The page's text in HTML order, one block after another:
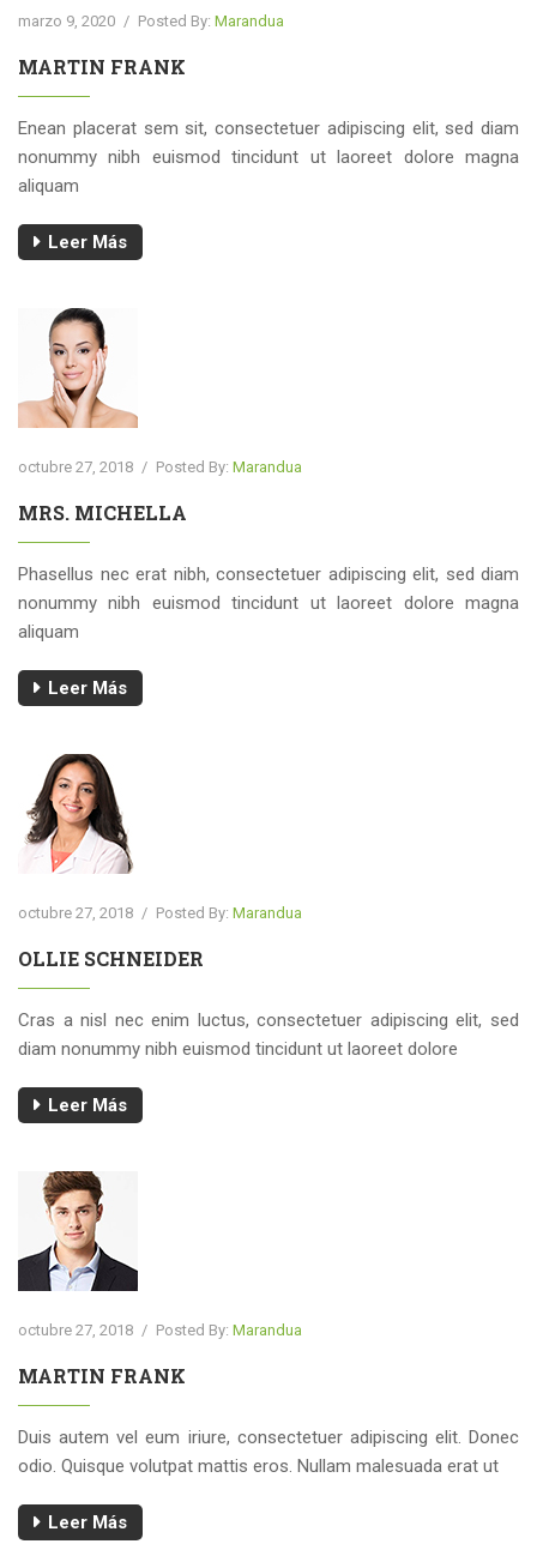
marzo 9, 2020 / Posted By: Marandua
MARTIN FRANK
Enean placerat sem sit, consectetuer adipiscing elit, sed diam
nonummy nibh euismod tincidunt ut laoreet dolore magna
aliquam
Leer Más
octubre 27, 2018 / Posted By: Marandua
MRS. MICHELLA
Phasellus nec erat nibh, consectetuer adipiscing elit, sed diam
nonummy nibh euismod tincidunt ut laoreet dolore magna
aliquam
Leer Más
octubre 27, 2018 / Posted By: Marandua
OLLIE SCHNEIDER
Cras a nisl nec enim luctus, consectetuer adipiscing elit, sed
diam nonummy nibh euismod tincidunt ut laoreet dolore
Leer Más
octubre 27, 2018 / Posted By: Marandua
MARTIN FRANK
Duis autem vel eum iriure, consectetuer adipiscing elit. Donec
odio. Quisque volutpat mattis eros. Nullam malesuada erat ut
Leer Más